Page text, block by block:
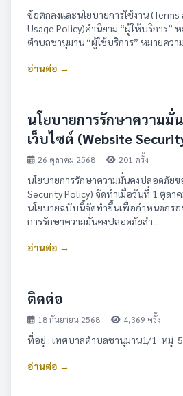
ข้อตกลงและนโยบายการใช้งาน
Usage Policy)คำนิยาม “ผู้ให้บริการ”
ตำบลชานุมาน “ผู้ใช้บริการ” หมายควา
อ่านต่อ →
นโยบายการรักษาความมั่
เว็บไซต์ (Website
26 ตุลาคม 2568 201 ครั้ง
นโยบายการรักษาความมั่นคงปลอดภัยข
Security Policy) จัดทำเมื่อวันที่ 1 ตุลา
นโยบายฉบับนี้จัดทำขึ้นเพื่อกำหนดกร
การรักษาความมั่นคงปลอดภัยสำ...
อ่านต่อ →
ติดต่อ
18 กันยายน 2568 4,369 ครั้ง
ที่อยู่ : เทศบาลตำบลชานุมาน1/1 หมู่
อ่านต่อ →